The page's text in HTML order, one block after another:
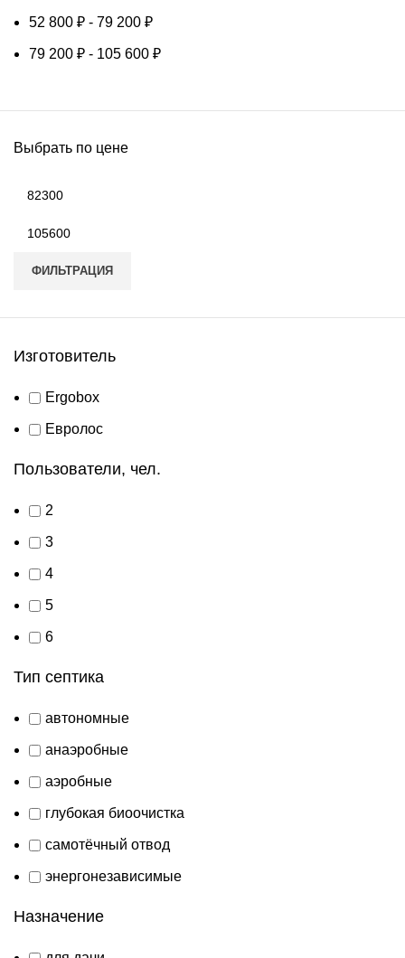
52 800 ₽ - 79 200 ₽
79 200 ₽ - 105 600 ₽
Выбрать по цене
ФИЛЬТРАЦИЯ
Изготовитель
Ergobox
Евролос
Пользователи, чел.
2
3
4
5
6
Тип септика
автономные
анаэробные
аэробные
глубокая биоочистка
самотёчный отвод
энергонезависимые
Назначение